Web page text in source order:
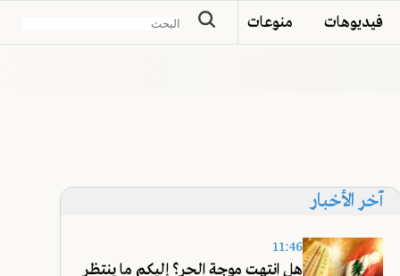
فيديوهات منوعات
آخر الأخبار
11:46
هل انتهت موجة الحر؟ إليكم ما ينتظر